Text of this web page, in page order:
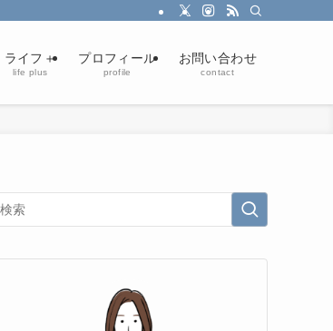
ライフ＋
life plus
プロフィール
profile
お問い合わせ
contact